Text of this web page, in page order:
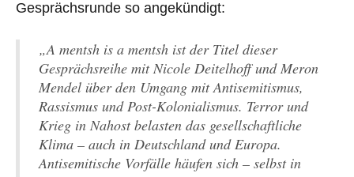
Gesprächsrunde so angekündigt:
„A mentsh is a mentsh ist der Titel dieser
Gesprächsreihe mit Nicole Deitelhoff und Meron
Mendel über den Umgang mit Antisemitismus,
Rassismus und Post-Kolonialismus. Terror und
Krieg in Nahost belasten das gesellschaftliche
Klima – auch in Deutschland und Europa.
Antisemitische Vorfälle häufen sich – selbst in